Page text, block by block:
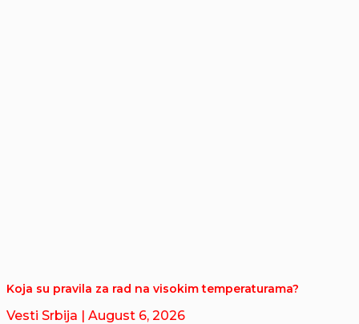
Koja su pravila za rad na visokim temperaturama?
Vesti Srbija | August 6, 2026